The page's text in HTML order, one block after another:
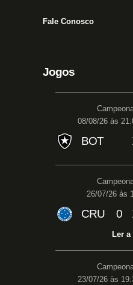
Fale Conosco
Jogos
08/08/26 às
BOT
26/07/26 às
CRU 0
Ler
23/07/26 às